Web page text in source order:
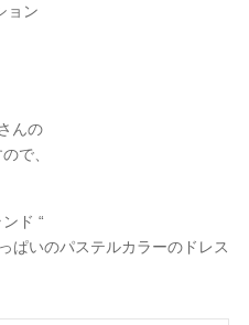
ョン
んの
で、
ド “
ぱいのパステルカラーのドレス